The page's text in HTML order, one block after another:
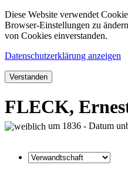
Diese Website verwendet
Browser-Einstellungen zu
von Cookies einverstanden.
Datenschutzerklärung anzeigen
Verstanden
FLECK,
um 1836 - Datum